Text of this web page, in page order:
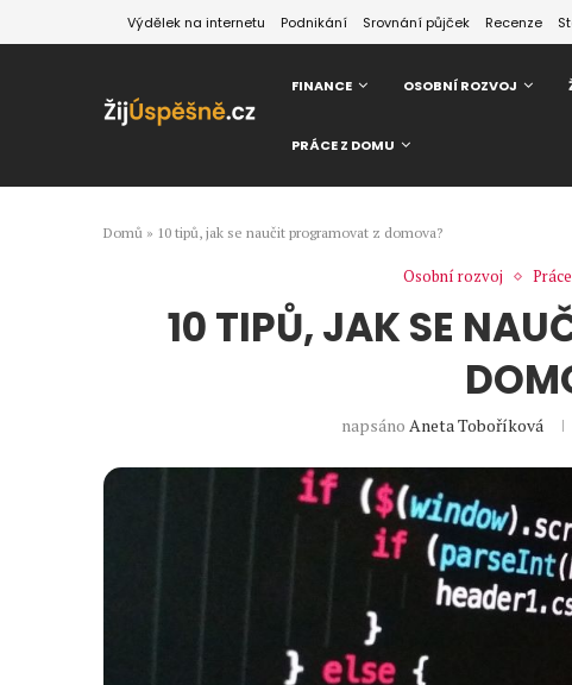
Výdělek na internetu Podnikání Srovnání půjček Recenze
FINANCE OSOBNÍ ROZVOJ
PRÁCE Z DOMU
Domů » 10 tipů, jak se naučit programovat z domova?
Osobní rozvoj
10 TIPŮ, JAK SE
napsánoAneta Toboříková